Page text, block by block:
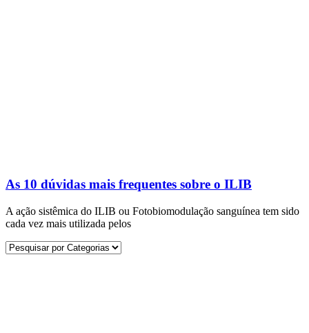
As 10 dúvidas mais frequentes sobre o ILIB
A ação sistêmica do ILIB ou Fotobiomodulação sanguínea tem sido
cada vez mais utilizada pelos